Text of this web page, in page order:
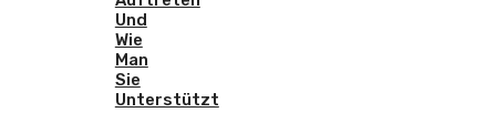
Und
Wie
Man
Sie
Unterstützt